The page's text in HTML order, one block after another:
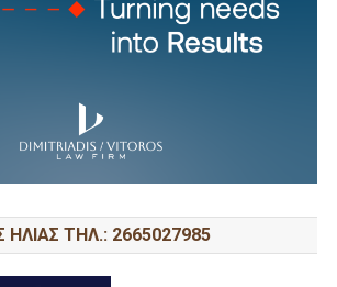
ΤΗΛ.: 2665027985